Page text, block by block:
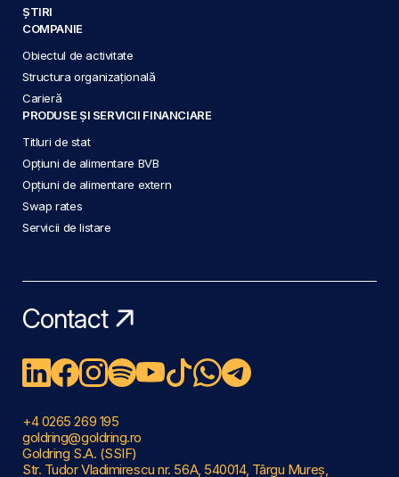
ȘTIRI
COMPANIE
Obiectul de activitate
Structura organizațională
Carieră
PRODUSE ȘI SERVICII FINANCIARE
Titluri de stat
Opțiuni de alimentare BVB
Opțiuni de alimentare extern
Swap rates
Servicii de listare
Contact
+4 0265 269 195
goldring@goldring.ro
Goldring S.A. (SSIF)
Str. Tudor Vladimirescu nr. 56A, 540014, Târgu Mureș,